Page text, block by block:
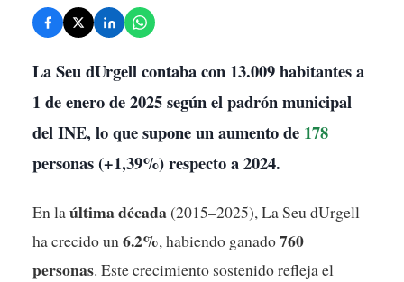
La Seu dUrgellcontaba con 13.009 habitantesa
1 de enero de 2025 según el padrón municipal
del INE, lo que supone un aumento de 178
personas (+1,39%) respecto a 2024.
En laúltima década(2015–2025), La Seu dUrgell
ha crecido un6.2%, habiendo ganado760
personas. Este crecimiento sostenido refleja el